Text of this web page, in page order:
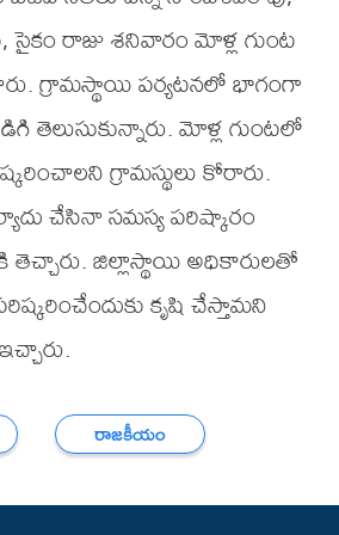
రాజు శనివారం మోళ్ల గుంట
గ్రామస్థాయి పర్యటనలో భాగంగా
తెలుసుకున్నారు. మోళ్ల గుంటలో
గ్రామస్థులు కోరారు.
చేసినా సమస్య పరిష్కారం
తెచ్చారు. జిల్లాస్థాయి అధికారులతో
కృషి చేస్తామని
రాజకీయం